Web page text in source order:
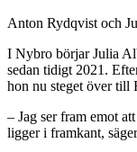
Anton Rydqvist och
I Nybro börjar Julia
sedan tidigt 2021.
hon nu steget över till
– Jag ser fram emot
ligger i framkant,